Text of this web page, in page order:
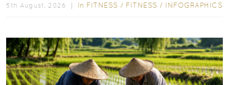
5th August, 2026 ｜ In FITNESS / FITNESS / INFOGRAPHICS